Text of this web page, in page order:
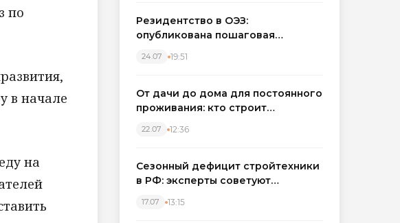
по
в начале
на
Резидентство в ОЭЗ:
опубликована пошаговая
налоговых льгот для инвесторов
24.07 19:51
От дачи до дома для постоянного
проживания: кто строит
Западном регионе
22.07 12:36
Сезонный дефицит стройтехники
в РФ: эксперты советуют
17.07 13:15